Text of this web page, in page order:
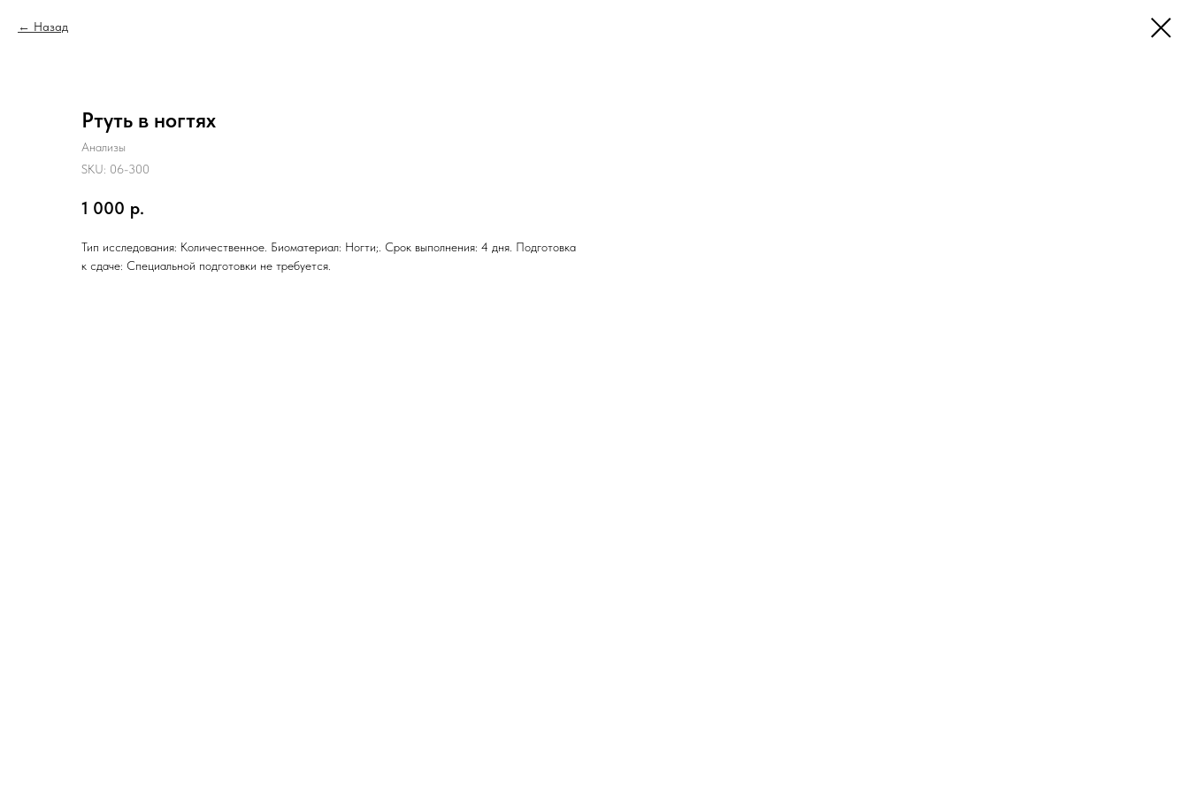
Назад
Ртуть в ногтях
Анализы
SKU: 06-300
1 000 р.
Тип исследования: Количественное. Биоматериал: Ногти;. Срок выполнения: 4 дня. Подготовка
к сдаче: Специальной подготовки не требуется.